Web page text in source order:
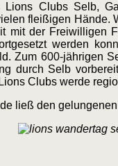
Lions Clubs Selb,
fleißigen Hände.
mit der Freiwilligen
werden
Zum 600-jährigen
durch Selb
Clubs werde
ließ den